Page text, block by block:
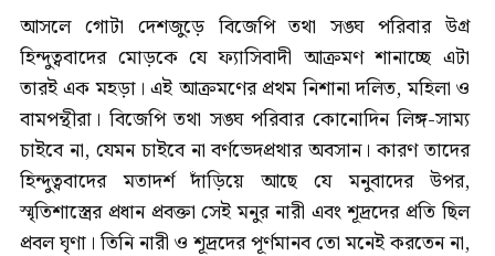
আসলে গোটা দেশজুড়ে বিজেপি তথা সঙ্ঘ পরিবার উগ্র
হিন্দুত্ববাদের মোড়কে যে ফ্যাসিবাদী আক্রমণ শানাচ্ছে এটা
তারই এক মহড়া। এই আক্রমণের প্রথম নিশানা দলিত, মহিলা ও
বামপন্থীরা। বিজেপি তথা সঙ্ঘ পরিবার কোনোদিন লিঙ্গ-সাম্য
চাইবে না, যেমন চাইবে না বর্ণভেদপ্রথার অবসান। কারণ তাদের
হিন্দুত্ববাদের মতাদর্শ দাঁড়িয়ে আছে যে মনুবাদের উপর,
স্মৃতিশাস্ত্রের প্রধান প্রবক্তা সেই মনুর নারী এবং শূদ্রদের প্রতি ছিল
প্রবল ঘৃণা। তিনি নারী ও শূদ্রদের পূর্ণমানব তো মনেই করতেন না,